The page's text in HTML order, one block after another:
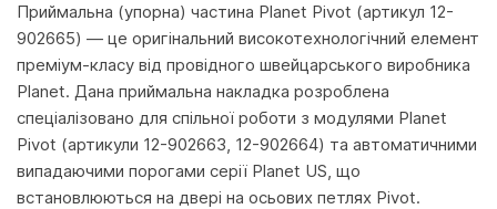
Приймальна (упорна) частина Planet Pivot (артикул 12-
902665) — це оригінальний високотехнологічний елемент
преміум-класу від провідного швейцарського виробника
Planet. Дана приймальна накладка розроблена
спеціалізовано для спільної роботи з модулями Planet
Pivot (артикули 12-902663, 12-902664) та автоматичними
випадаючими порогами серії Planet US, що
встановлюються на двері на осьових петлях Pivot.